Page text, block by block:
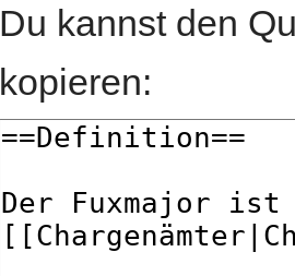
Du kannst den
kopieren: